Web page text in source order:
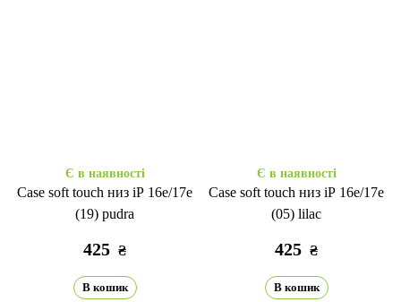
Є в наявності
Case soft touch низ iP 16e/17е
(19) pudra
425 ₴
В кошик
Є в наявності
Case soft touch низ iP 16e/17е
(05) lilac
425 ₴
В кошик